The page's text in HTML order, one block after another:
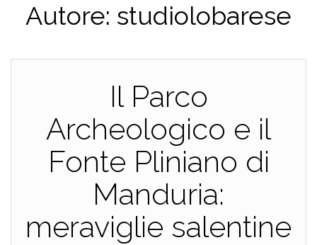
Autore: studiolobarese
Il Parco
Archeologico e il
Fonte Pliniano di
Manduria:
meraviglie salentine